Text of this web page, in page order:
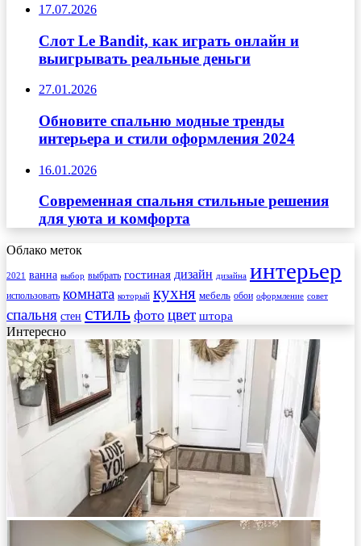
17.07.2026
Слот Le Bandit, как играть онлайн и
выигрывать реальные деньги
27.01.2026
Обновите спальню модные тренды
интерьера и стили оформления 2024
16.01.2026
Современная спальня стильные решения
для уюта и комфорта
Облако меток
2021 ванна выбор выбрать гостиная дизайн дизайна интерьер
использовать комната который кухня мебель обои оформление совет
спальня стен стиль фото цвет штора
Интересно